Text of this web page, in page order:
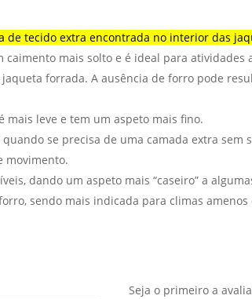
de tecido extra encontrada no interior das
mais solto e é ideal para atividades
forrada. A ausência de forro pode
mais leve e tem um aspeto mais fino.
se precisa de uma camada extra sem
movimento.
dando um aspeto mais “caseiro” a
sendo mais indicada para climas
Seja o primeiro a